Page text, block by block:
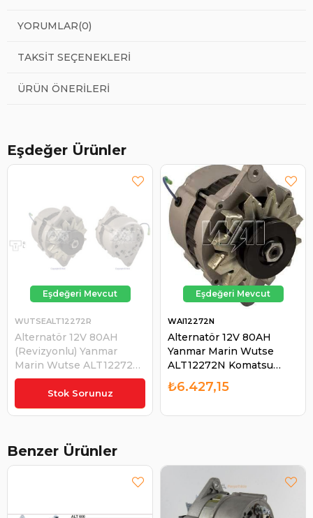
YORUMLAR(0)
TAKSIT SEÇENEKLERI
ÜRÜN ÖNERILERI
Eşdeğer Ürünler
Stok Sorunuz
Alternatör 12V 80AH
(Revizyonlu) Yanmar
Marin Wutse ALT12272N
Komatsu WA75-YANMAR-
JCB406 Jcb Loder
Komatsu Loader | WUTSE
WUTSEALT12272R
Alternatör 12V 80AH
Yanmar Marin Wutse
ALT12272N Komatsu
Jcb Loder Komatsu
WAI12272N
₺6.427,15
Benzer Ürünler